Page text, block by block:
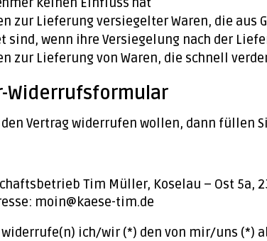
zur Lieferung versiegelter Waren, die aus
sind, wenn ihre Versiegelung nach der
zur Lieferung von Waren, die schnell
Widerrufsformular
den Vertrag widerrufen wollen, dann füllen
Tim Müller, Koselau – Ost 5a,
moin@kaese-tim.de
ich/wir (*) den von mir/uns (*)